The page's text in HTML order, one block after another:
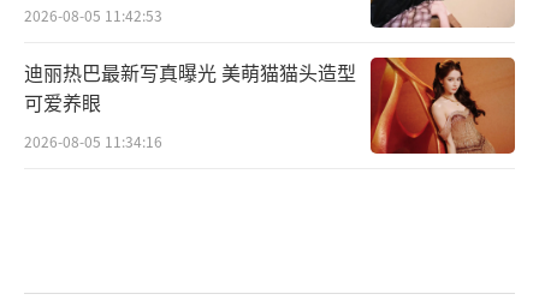
2026-08-05 11:42:53
迪丽热巴最新写真曝光 美萌猫猫头造型
可爱养眼
2026-08-05 11:34:16